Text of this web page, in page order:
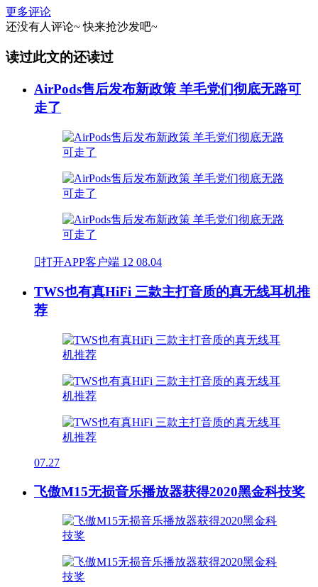
更多评论
还没有人评论~ 快来抢沙发吧~
读过此文的还读过
AirPods售后发布新政策 羊毛党们彻底无路可
走了
打开APP客户端 12 08.04
TWS也有真HiFi 三款主打音质的真无线耳机推
荐
07.27
飞傲M15无损音乐播放器获得2020黑金科技奖